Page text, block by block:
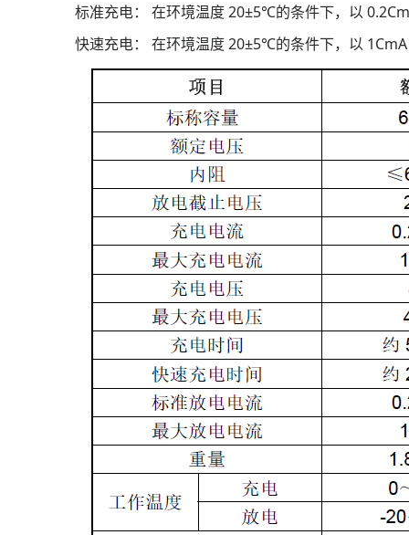
标准充电： 在环境温度 20±5℃的条件下，以
快速充电： 在环境温度 20±5℃的条件下，以